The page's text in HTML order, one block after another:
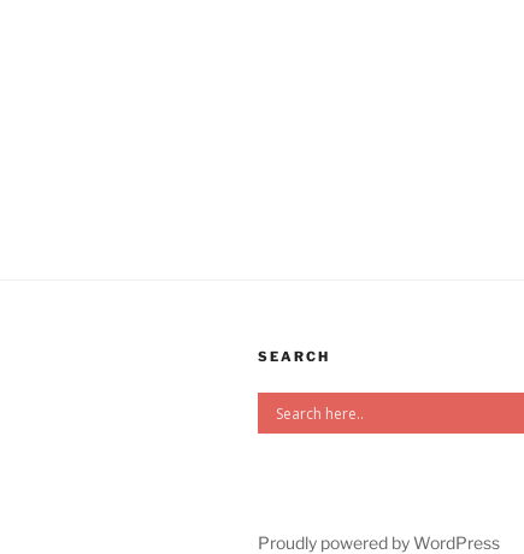
SEARCH
Proudly powered by WordPress